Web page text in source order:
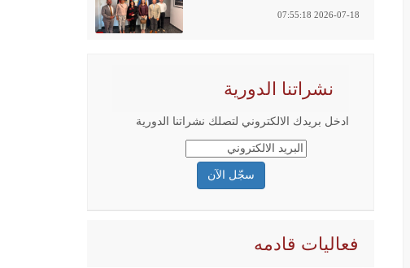
2026-07-18 07:55:18
نشراتنا الدورية
ادخل بريدك الالكتروني لتصلك نشراتنا الدورية
فعاليات قادمه